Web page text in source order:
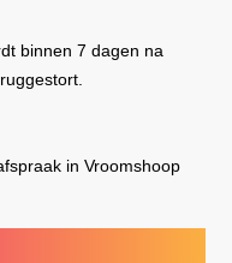
binnen 7 dagen na
in Vroomshoop